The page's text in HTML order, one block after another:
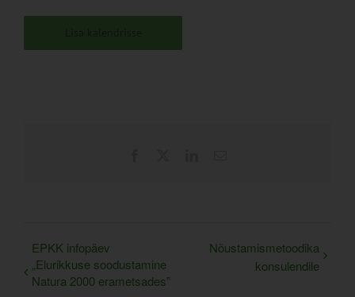
EPKK infopäev
„Elurikkuse soodustamine
Natura 2000 erametsades”
Nõustamismetoodika
konsulendile